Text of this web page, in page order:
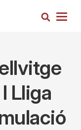
Cerca
Lliga